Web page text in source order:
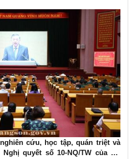
cứu, học tập, quán triệt và
quyết số 10-NQ/TW của Bộ